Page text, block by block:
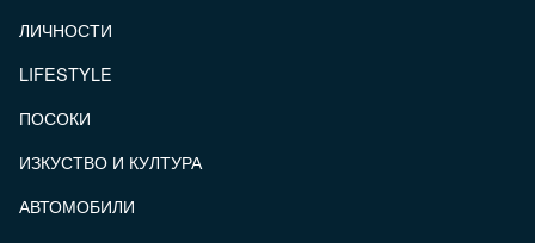
ЛИЧНОСТИ
LIFESTYLE
ПОСОКИ
ИЗКУСТВО И КУЛТУРА
АВТОМОБИЛИ